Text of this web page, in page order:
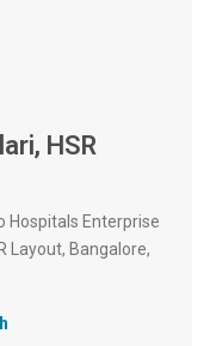
HSR
Hospitals Enterprise
Layout, Bangalore,